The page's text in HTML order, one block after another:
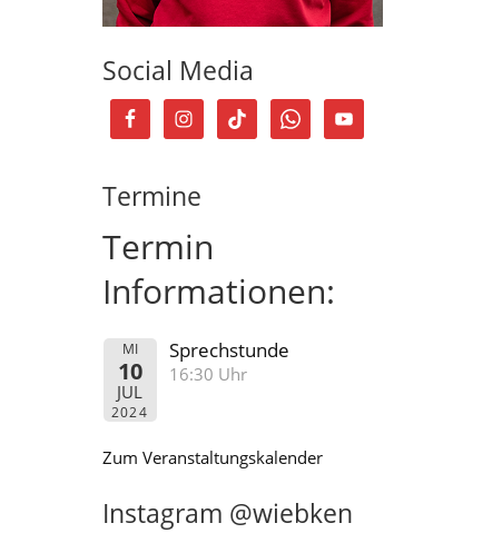
Social Media
Termine
Termin
Informationen:
MI
10
JUL
2024
Sprechstunde
16:30 Uhr
Zum Veranstaltungskalender
Instagram @wiebken